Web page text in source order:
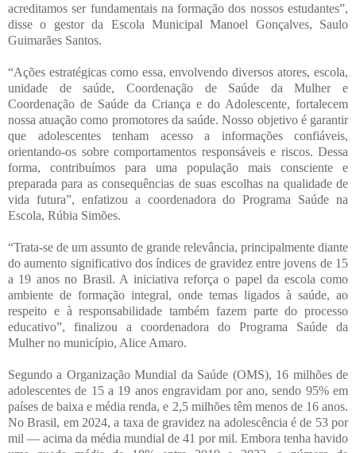
acreditamos ser fundamentais na formação dos nossos estudantes”,
disse o gestor da Escola Municipal Manoel Gonçalves, Saulo
Guimarães Santos.
“Ações estratégicas como essa, envolvendo diversos atores, escola,
unidade de saúde, Coordenação de Saúde da Mulher e
Coordenação de Saúde da Criança e do Adolescente, fortalecem
nossa atuação como promotores da saúde. Nosso objetivo é garantir
que adolescentes tenham acesso a informações confiáveis,
orientando-os sobre comportamentos responsáveis e riscos. Dessa
forma, contribuímos para uma população mais consciente e
preparada para as consequências de suas escolhas na qualidade de
vida futura”, enfatizou a coordenadora do Programa Saúde na
Escola, Rúbia Simões.
“Trata-se de um assunto de grande relevância, principalmente diante
do aumento significativo dos índices de gravidez entre jovens de 15
a 19 anos no Brasil. A iniciativa reforça o papel da escola como
ambiente de formação integral, onde temas ligados à saúde, ao
respeito e à responsabilidade também fazem parte do processo
educativo”, finalizou a coordenadora do Programa Saúde da
Mulher no município, Alice Amaro.
Segundo a Organização Mundial da Saúde (OMS), 16 milhões de
adolescentes de 15 a 19 anos engravidam por ano, sendo 95% em
países de baixa e média renda, e 2,5 milhões têm menos de 16 anos.
No Brasil, em 2024, a taxa de gravidez na adolescência é de 53 por
mil — acima da média mundial de 41 por mil. Embora tenha havido